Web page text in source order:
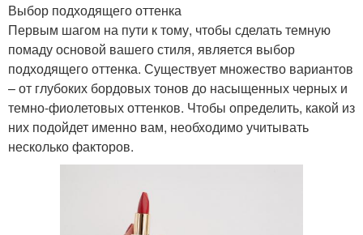
Выбор подходящего оттенка
Первым шагом на пути к тому, чтобы сделать темную
помаду основой вашего стиля, является выбор
подходящего оттенка. Существует множество вариантов
– от глубоких бордовых тонов до насыщенных черных и
темно-фиолетовых оттенков. Чтобы определить, какой из
них подойдет именно вам, необходимо учитывать
несколько факторов.